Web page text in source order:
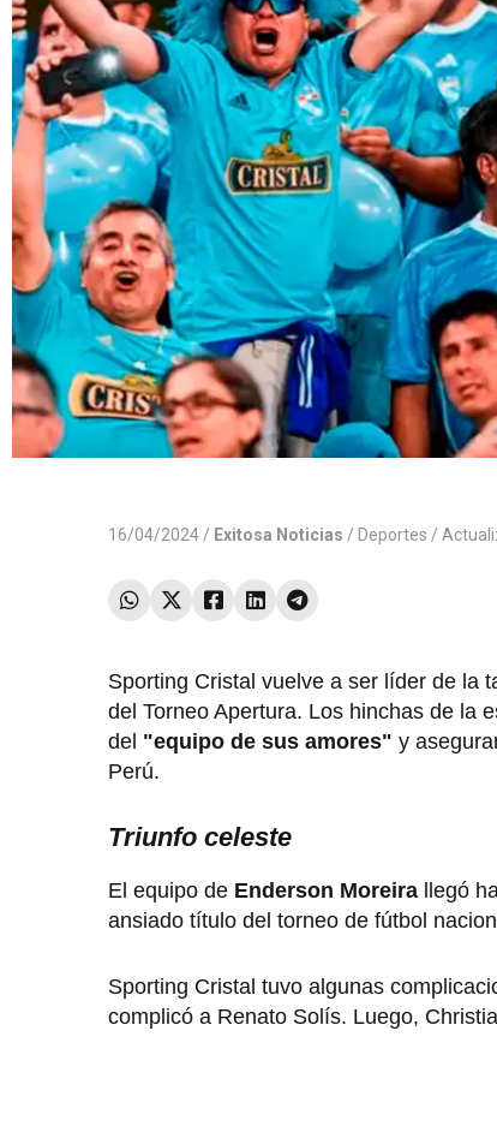
16/04/2024 / Exitosa Noticias / Deportes /
Sporting Cristal vuelve a ser líder de la
del Torneo Apertura. Los hinchas de la
del "equipo de sus amores" y
Perú.
Triunfo celeste
El equipo de Enderson Moreira llegó
ansiado título del torneo de fútbol
Sporting Cristal tuvo algunas
complicó a Renato Solís. Luego,